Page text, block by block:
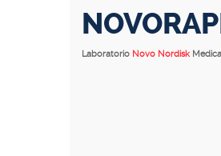
Laboratorio Novo Nordisk